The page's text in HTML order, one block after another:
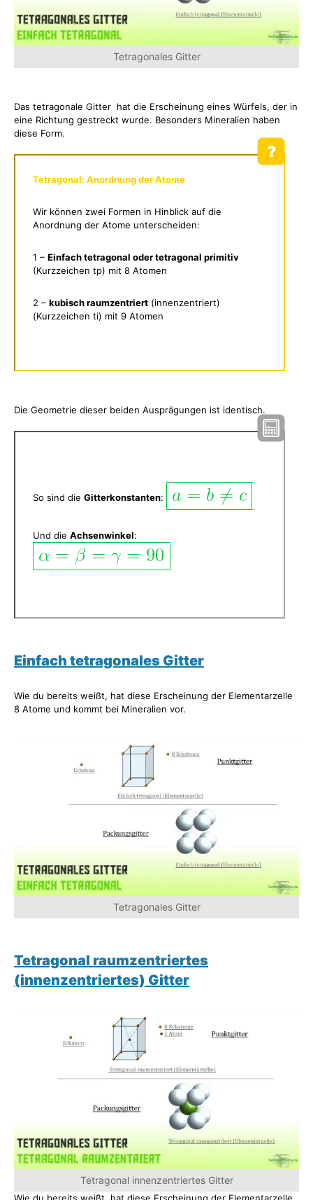
Tetragonales Gitter
Das tetragonale Gitter hat die Erscheinung eines Würfels, der in
eine Richtung gestreckt wurde. Besonders Mineralien haben
diese Form.
Tetragonal: Anordnung der Atome
Wir können zwei Formen in Hinblick auf die
Anordnung der Atome unterscheiden:
1 – Einfach tetragonal oder tetragonal primitiv
(Kurzzeichen tp) mit 8 Atomen
2 – kubisch raumzentriert (innenzentriert)
(Kurzzeichen ti) mit 9 Atomen
Die Geometrie dieser beiden Ausprägungen ist identisch.
So sind die Gitterkonstanten:
Und die Achsenwinkel:
Einfach tetragonales Gitter
Wie du bereits weißt, hat diese Erscheinung der Elementarzelle
8 Atome und kommt bei Mineralien vor.
Tetragonales Gitter
Tetragonal raumzentriertes
(innenzentriertes) Gitter
Tetragonal innenzentriertes Gitter